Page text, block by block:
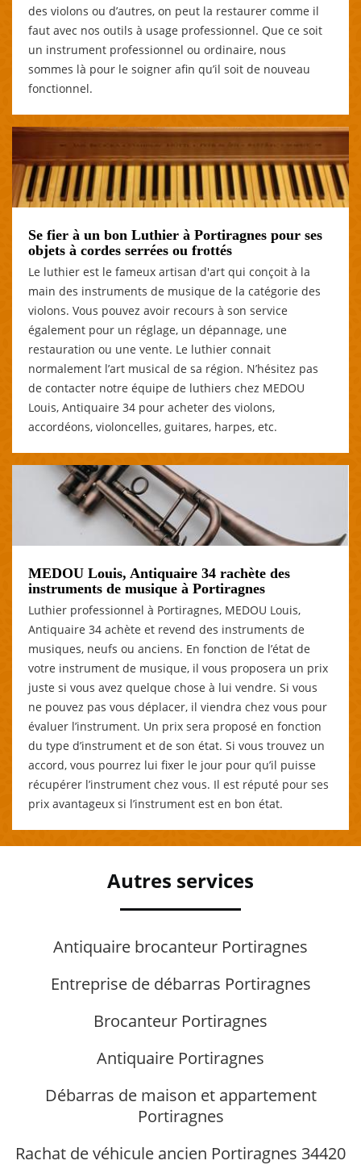
des violons ou d’autres, on peut la restaurer comme il
faut avec nos outils à usage professionnel. Que ce soit
un instrument professionnel ou ordinaire, nous
sommes là pour le soigner afin qu’il soit de nouveau
fonctionnel.
Se fier à un bon Luthier à Portiragnes pour ses
objets à cordes serrées ou frottés
Le luthier est le fameux artisan d'art qui conçoit à la
main des instruments de musique de la catégorie des
violons. Vous pouvez avoir recours à son service
également pour un réglage, un dépannage, une
restauration ou une vente. Le luthier connait
normalement l’art musical de sa région. N’hésitez pas
de contacter notre équipe de luthiers chez MEDOU
Louis, Antiquaire 34 pour acheter des violons,
accordéons, violoncelles, guitares, harpes, etc.
MEDOU Louis, Antiquaire 34 rachète des
instruments de musique à Portiragnes
Luthier professionnel à Portiragnes, MEDOU Louis,
Antiquaire 34 achète et revend des instruments de
musiques, neufs ou anciens. En fonction de l’état de
votre instrument de musique, il vous proposera un prix
juste si vous avez quelque chose à lui vendre. Si vous
ne pouvez pas vous déplacer, il viendra chez vous pour
évaluer l’instrument. Un prix sera proposé en fonction
du type d’instrument et de son état. Si vous trouvez un
accord, vous pourrez lui fixer le jour pour qu’il puisse
récupérer l’instrument chez vous. Il est réputé pour ses
prix avantageux si l’instrument est en bon état.
Autres services
Antiquaire brocanteur Portiragnes
Entreprise de débarras Portiragnes
Brocanteur Portiragnes
Antiquaire Portiragnes
Débarras de maison et appartement
Portiragnes
Rachat de véhicule ancien Portiragnes 34420